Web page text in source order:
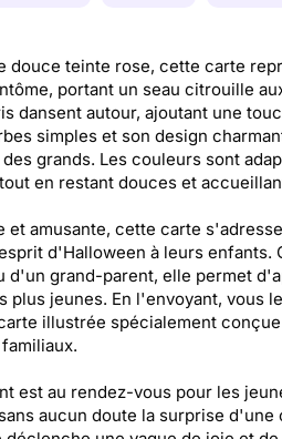
douce teinte rose, cette carte
portant un seau citrouille
dansent autour, ajoutant une
simples et son design
grands. Les couleurs sont
en restant douces et
et amusante, cette carte
d'Halloween à leurs enfants.
d'un grand-parent, elle permet
plus jeunes. En l'envoyant, vous
illustrée spécialement
est au rendez-vous pour les
aucun doute la surprise d'une